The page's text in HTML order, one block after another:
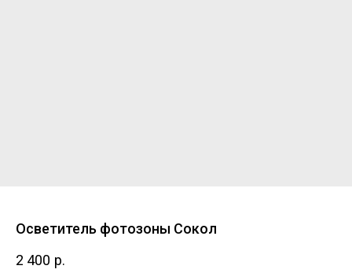
Осветитель фотозоны Сокол
2 400 р.